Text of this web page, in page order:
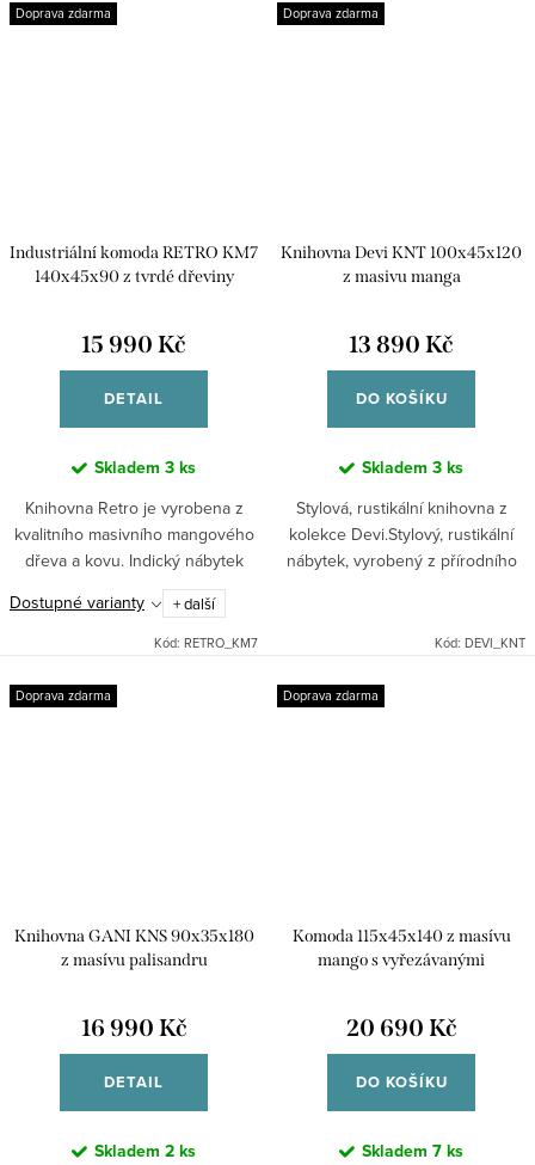
Doprava zdarma
Industriální komoda RETRO KM7
140x45x90 z tvrdé dřeviny
15 990 Kč
DETAIL
Skladem 3 ks
Knihovna Retro je vyrobena z
kvalitního masivního mangového
dřeva a kovu. Indický nábytek
mango masiv.
Dostupné varianty + další
Kód: RETRO_KM7
Doprava zdarma
Knihovna Devi KNT 100x45x120
z masivu manga
13 890 Kč
DO KOŠÍKU
Skladem 3 ks
Stylová, rustikální knihovna z
kolekce Devi.Stylový, rustikální
nábytek, vyrobený z přírodního
Kód: DEVI_KNT
Doprava zdarma
Knihovna GANI KNS 90x35x180
z masívu palisandru
16 990 Kč
DETAIL
Skladem 2 ks
Doprava zdarma
Komoda 115x45x140 z masívu
mango s vyřezávanými
20 690 Kč
DO KOŠÍKU
Skladem 7 ks